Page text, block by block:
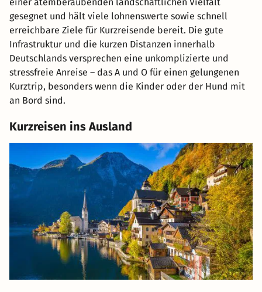
einer atemberaubenden landschaftlichen Vielfalt
gesegnet und hält viele lohnenswerte sowie schnell
erreichbare Ziele für Kurzreisende bereit. Die gute
Infrastruktur und die kurzen Distanzen innerhalb
Deutschlands versprechen eine unkomplizierte und
stressfreie Anreise – das A und O für einen gelungenen
Kurztrip, besonders wenn die Kinder oder der Hund mit
an Bord sind.
Kurzreisen ins Ausland